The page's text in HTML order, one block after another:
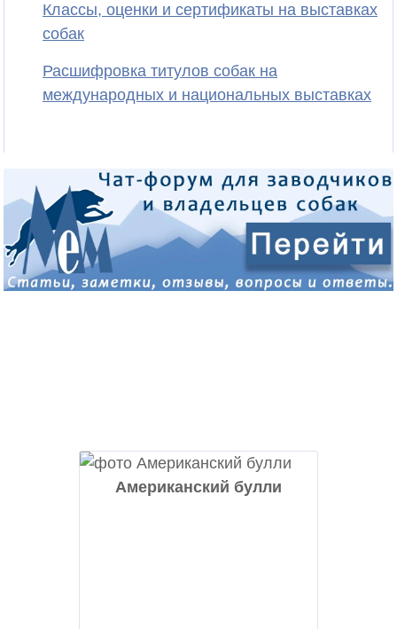
Классы, оценки и сертификаты на выставках
собак
Расшифровка титулов собак на
международных и национальных выставках
Американский булли